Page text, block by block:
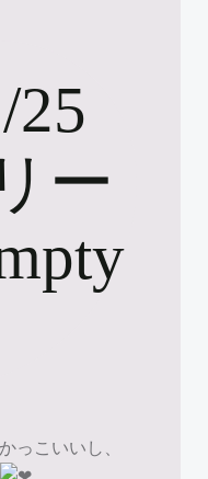
25
ー
っこいいし、